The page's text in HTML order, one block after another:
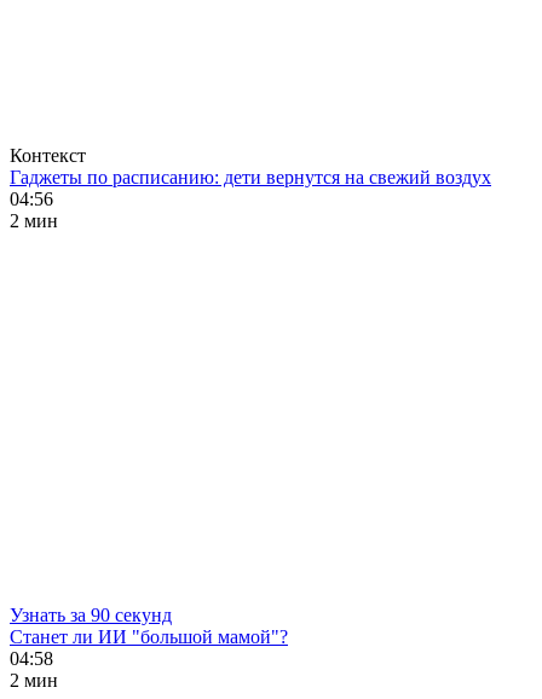
Контекст
Гаджеты по расписанию: дети вернутся на свежий воздух
04:56
2 мин
Узнать за 90 секунд
Станет ли ИИ "большой мамой"?
04:58
2 мин